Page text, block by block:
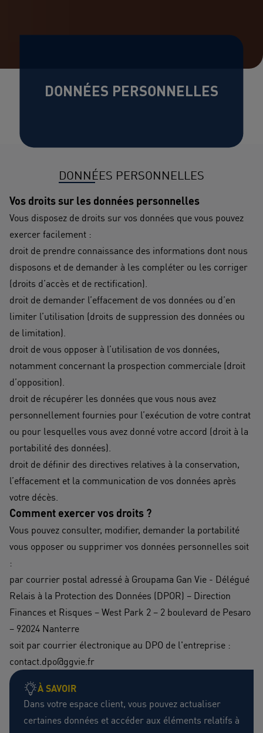
DONNÉES PERSONNELLES
DONNÉES PERSONNELLES
Vos droits sur les données personnelles
Vous disposez de droits sur vos données que vous pouvez
exercer facilement :
​droit de prendre connaissance des informations dont nous
disposons et de demander à les compléter ou les corriger
(droits d’accès et de rectification).
droit de demander l’effacement de vos données ou d’en
limiter l’utilisation (droits de suppression des données ou
de limitation).
droit de vous opposer à l’utilisation de vos données,
notamment concernant la prospection commerciale (droit
d’opposition).
droit de récupérer les données que vous nous avez
personnellement fournies pour l’exécution de votre contrat
ou pour lesquelles vous avez donné votre accord (droit à la
portabilité des données).
droit de définir des directives relatives à la conservation,
l’effacement et la communication de vos données après
votre décès.
Comment exercer vos droits ?
Vous pouvez consulter, modifier, demander la portabilité
vous opposer ou supprimer vos données personnelles soit
:
par courrier postal adressé à Groupama Gan Vie - Délégué
Relais à la Protection des Données (DPOR) – Direction
Finances et Risques – West Park 2 – 2 boulevard de Pesaro
– 92024 Nanterre
soit par courrier électronique au DPO de l'entreprise :
contact.dpo@ggvie.fr
À SAVOIR
Dans votre espace client, vous pouvez actualiser
certaines données et accéder aux éléments relatifs à